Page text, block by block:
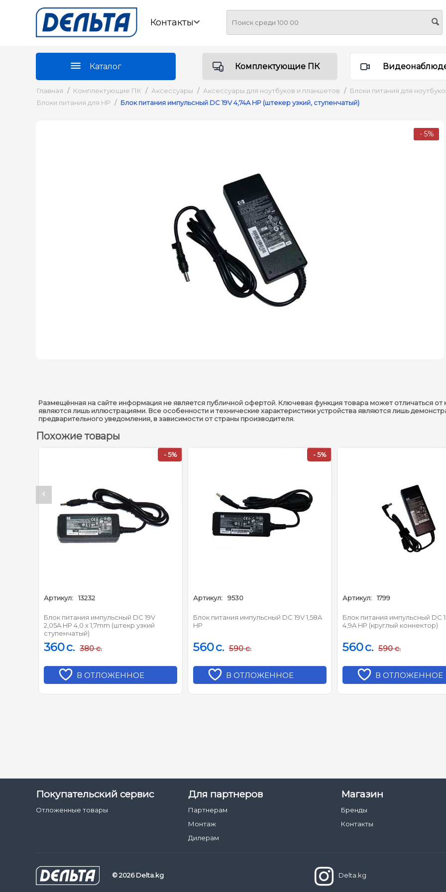
Контакты
Каталог Комплектующие ПК
Главная / Комплектующие ПК / Аксессуары / Аксессуары для ноутбуков и планшетов / Блоки питания для
Блоки питания для HP / Блок питания импульсный DC 19V 4,74A HP (штекер узкий, ступенчатый)
- 5%
Размещённая на сайте информация не является публичной офертой. Ключевая функция товара может отличаться
являются лишь иллюстрациями. Все особенности и технические характеристики устройства являются лишь
предварительного уведомления, в зависимости от страны производителя.
Похожие товары
- 5%
Артикул: 13232
Блок питания импульсный DC 19V
2,05A HP 4,0 х 1,7mm (штекр узкий
ступенчатый)
360c. 380 c.
В ОТЛОЖЕННОЕ
- 5%
Артикул: 9530
Блок питания импульсный DC 19V 1,58A
HP
560c. 590 c.
В ОТЛОЖЕННОЕ
Артикул: 1799
Блок питания импульсный DC
4,9A HP (круглый коннектор)
560c. 590 c.
В ОТЛОЖЕННОЕ
Покупательский сервис
Отложенные товары
Для партнеров
Партнерам
Монтаж
Дилерам
Магазин
Бренды
Контакты
© 2026 Delta.kg Delta.kg